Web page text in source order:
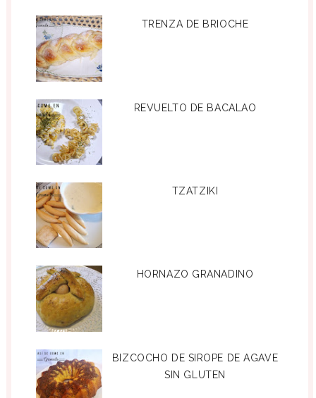
TRENZA DE BRIOCHE
REVUELTO DE BACALAO
TZATZIKI
HORNAZO GRANADINO
BIZCOCHO DE SIROPE DE AGAVE
SIN GLUTEN